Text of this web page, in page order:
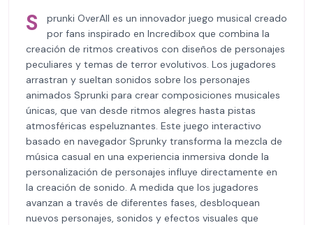
S
prunki OverAll es un innovador juego musical creado
por fans inspirado en Incredibox que combina la
creación de ritmos creativos con diseños de personajes
peculiares y temas de terror evolutivos. Los jugadores
arrastran y sueltan sonidos sobre los personajes
animados Sprunki para crear composiciones musicales
únicas, que van desde ritmos alegres hasta pistas
atmosféricas espeluznantes. Este juego interactivo
basado en navegador Sprunky transforma la mezcla de
música casual en una experiencia inmersiva donde la
personalización de personajes influye directamente en
la creación de sonido. A medida que los jugadores
avanzan a través de diferentes fases, desbloquean
nuevos personajes, sonidos y efectos visuales que